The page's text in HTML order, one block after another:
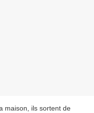
maison, ils sortent de